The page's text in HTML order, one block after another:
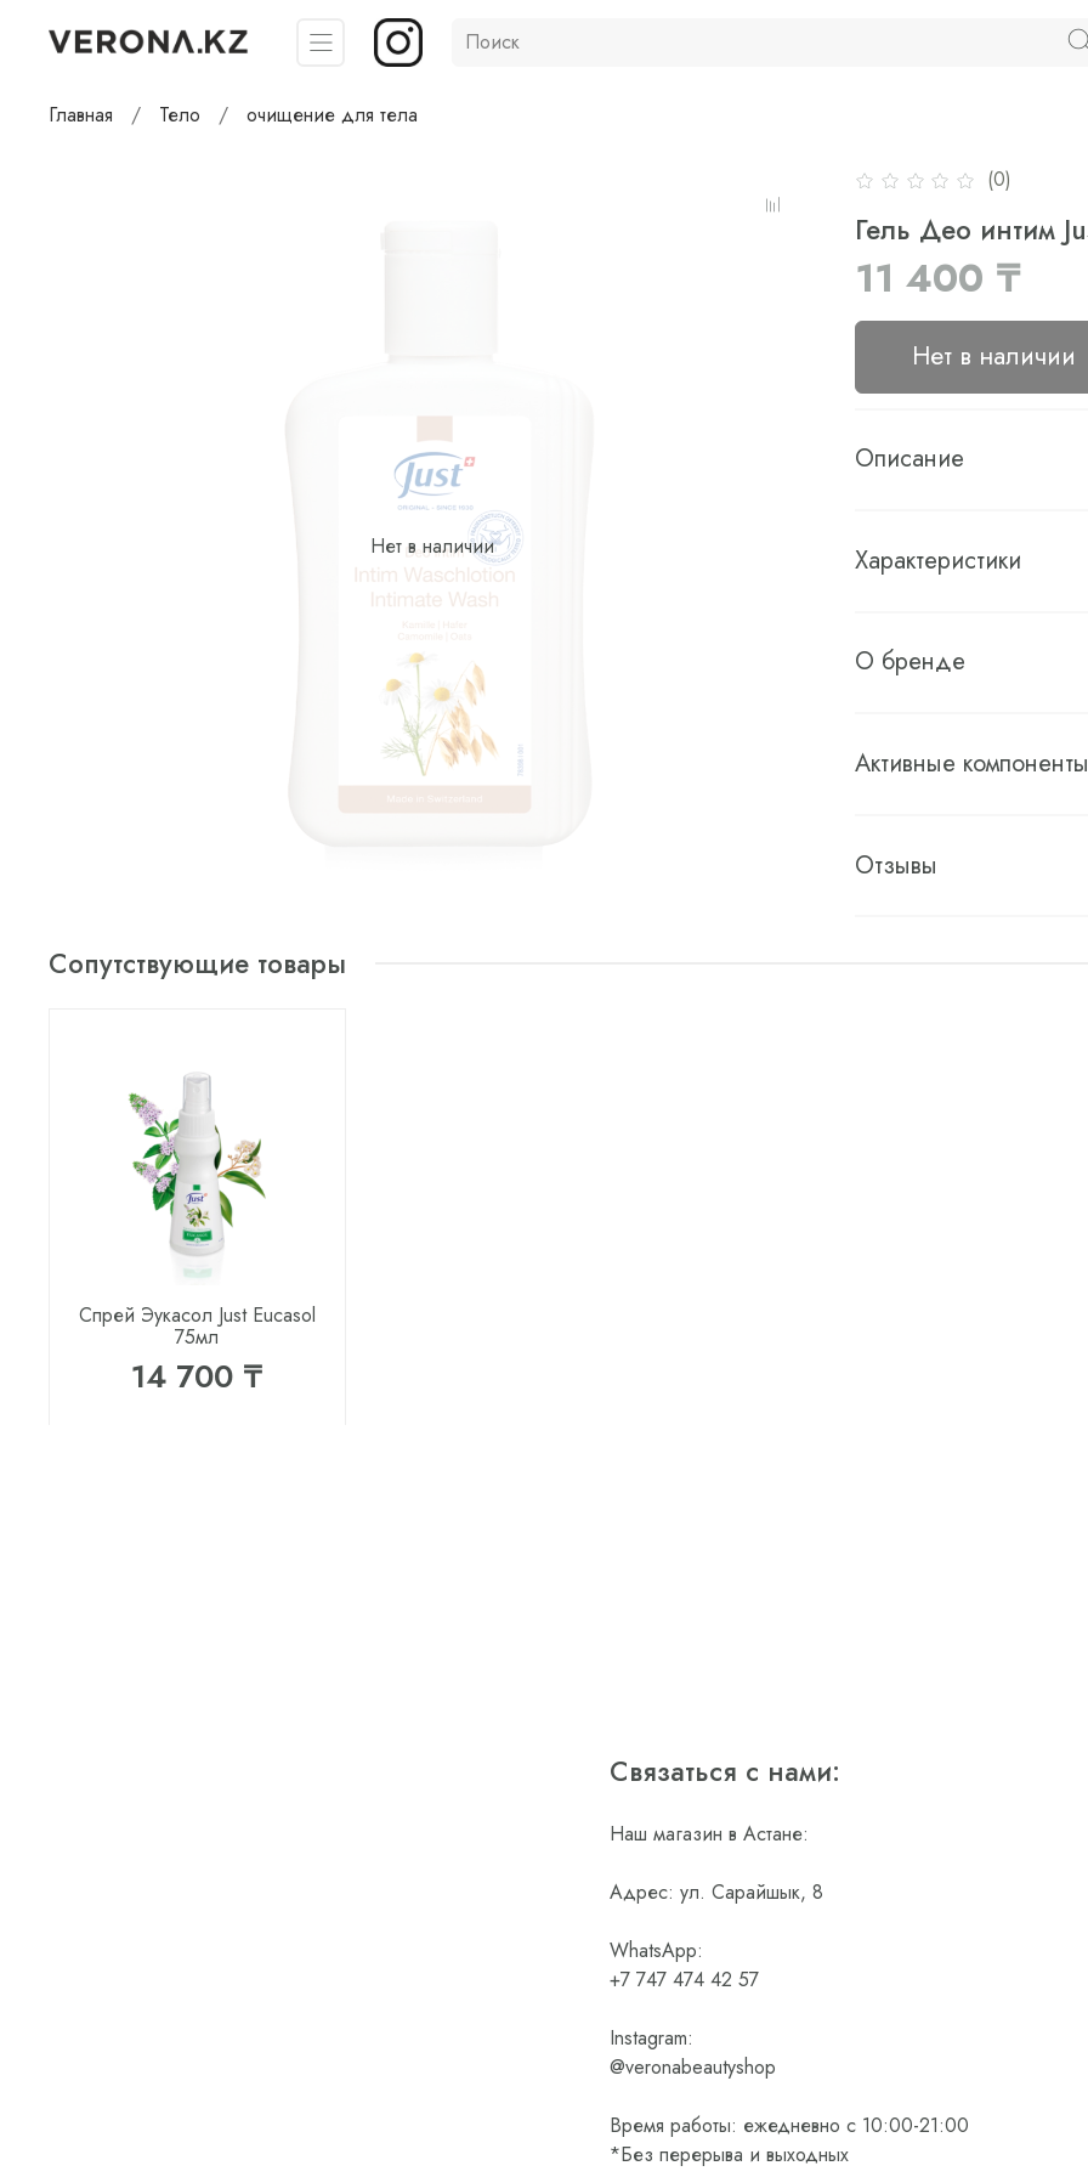
Главная Тело очищение для тела
Нет в наличии
(0)
Гель Део интим
11 400 ₸
Нет в наличии
Описание
Характеристики
О бренде
Активные компоненты
Отзывы
Сопутствующие товары
Спрей Эукасол Just Eucasol
75мл
14 700 ₸
Связаться с нами:
Наш магазин в Астане:
Адрес: ул. Сарайшык, 8
WhatsApp:
+7 747 474 42 57
Instagram:
@veronabeautyshop
Время работы: ежедневно с 10:00-21:00
*Без перерыва и выходных